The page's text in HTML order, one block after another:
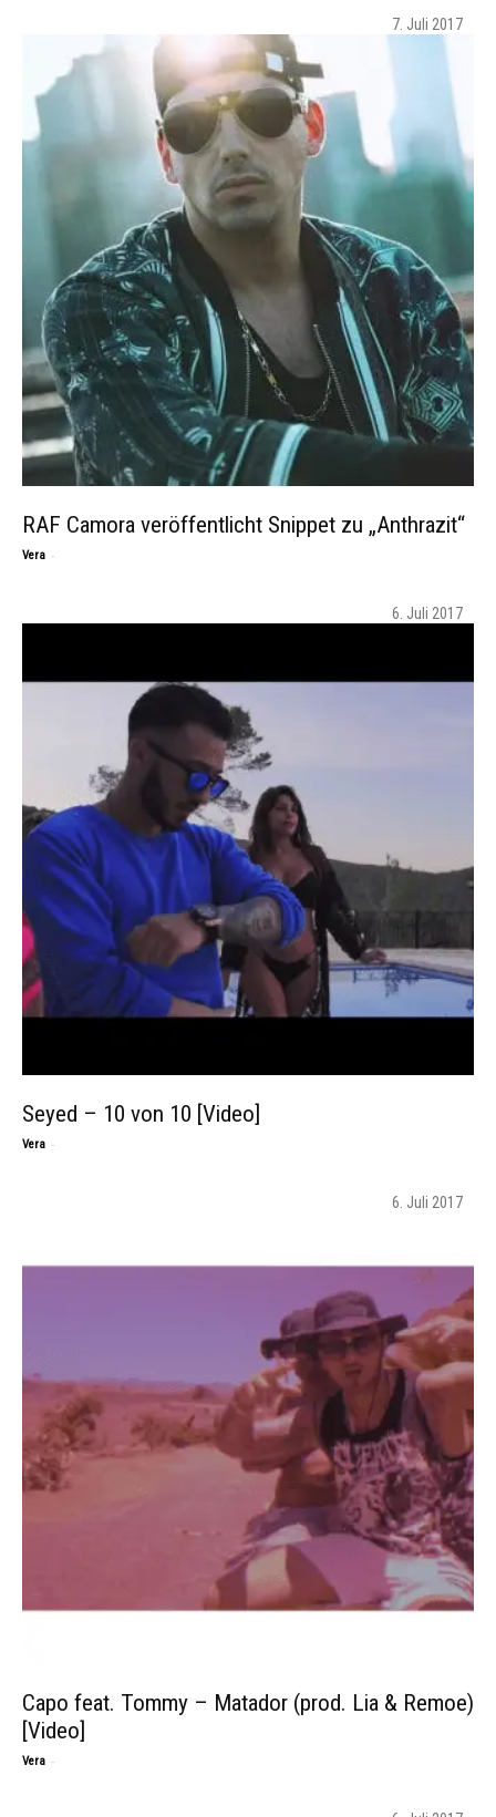
7. Juli 2017
RAF Camora veröffentlicht Snippet zu „Anthrazit“
Vera -
6. Juli 2017
Seyed – 10 von 10 [Video]
Vera -
6. Juli 2017
Capo feat. Tommy – Matador (prod. Lia & Remoe)
[Video]
Vera -